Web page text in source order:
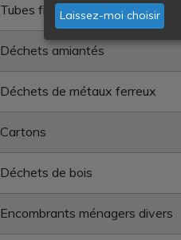
Tubes fluorescents
Déchets amiantés
Déchets de métaux ferreux
Cartons
Déchets de bois
Encombrants ménagers divers
Laissez-moi choisir